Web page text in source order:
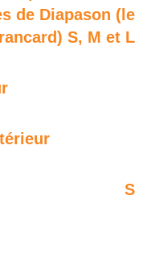
de Diapason (le
S, M et L
S